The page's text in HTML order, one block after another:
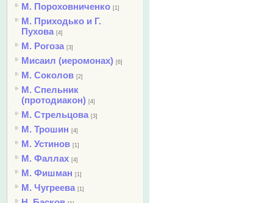
М. Пороховниченко [1]
М. Приходько и Г.
Пухова [4]
М. Рогоза [3]
Мисаил (иеромонах) [6]
М. Соколов [2]
М. Спельник
(протодиакон) [4]
М. Стрельцова [3]
М. Трошин [4]
М. Устинов [1]
М. Фаллах [4]
М. Фишман [1]
М. Чугреева [1]